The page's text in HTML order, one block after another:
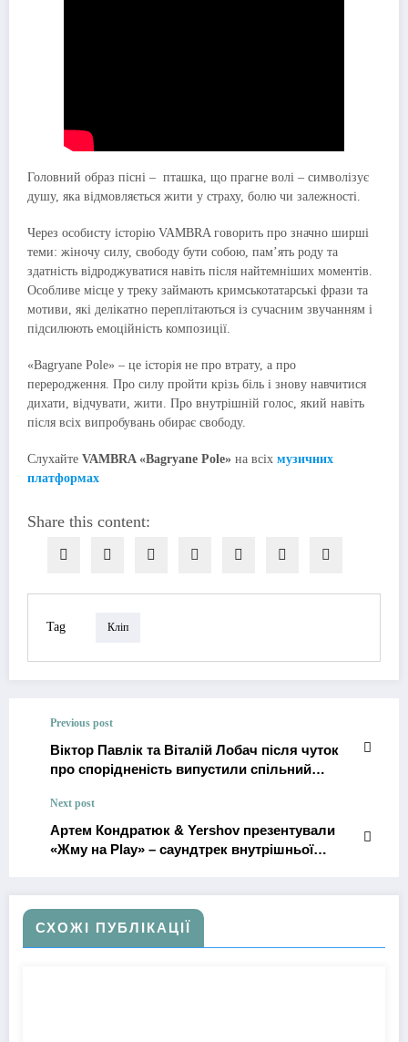
Головний образ пісні – пташка, що прагне волі – символізує
душу, яка відмовляється жити у страху, болю чи залежності.
Через особисту історію VAMBRA говорить про значно ширші
теми: жіночу силу, свободу бути собою, пам’ять роду та
здатність відроджуватися навіть після найтемніших моментів.
Особливе місце у треку займають кримськотатарські фрази та
мотиви, які делікатно переплітаються із сучасним звучанням і
підсилюють емоційність композиції.
«Bagryane Pole» – це історія не про втрату, а про
переродження. Про силу пройти крізь біль і знову навчитися
дихати, відчувати, жити. Про внутрішній голос, який навіть
після всіх випробувань обирає свободу.
Слухайте VAMBRA «Bagryane Pole» на всіх музичних
платформах
Share this content:
Tag Кліп
Previous post
Віктор Павлік та Віталій Лобач після чуток
про спорідненість випустили спільний
Next post
Артем Кондратюк & Yershov презентували
«Жму на Play» – саундтрек внутрішньої
СХОЖІ ПУБЛІКАЦІЇ